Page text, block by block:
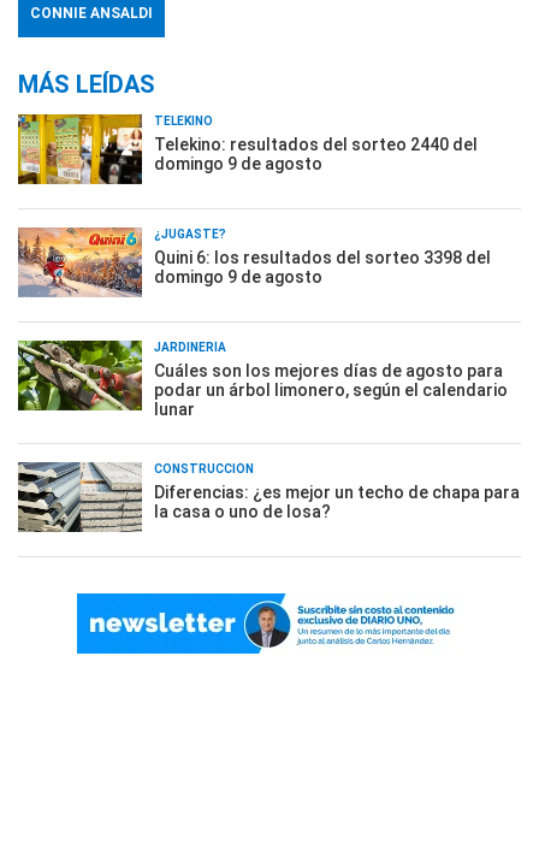
CONNIE ANSALDI
MÁS LEÍDAS
TELEKINO
Telekino: resultados del sorteo 2440 del
domingo 9 de agosto
¿JUGASTE?
Quini 6: los resultados del sorteo 3398 del
domingo 9 de agosto
JARDINERÍA
Cuáles son los mejores días de agosto para
podar un árbol limonero, según el calendario
lunar
CONSTRUCCIÓN
Diferencias: ¿es mejor un techo de chapa para
la casa o uno de losa?